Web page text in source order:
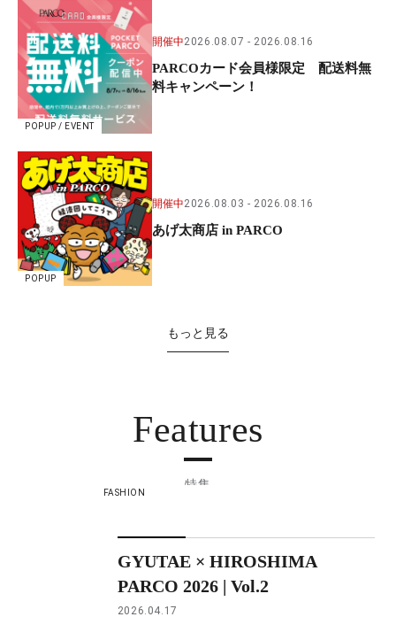
POPUP / EVENT
開催中2026.08.07 2026.08.16
PARCOカード会員様限定 配送料無
料キャンペーン！
POPUP
開催中2026.08.03 2026.08.16
あげ太商店 in PARCO
もっと見る
Features
特集
FASHION
GYUTAE × HIROSHIMA
PARCO 2026 | Vol.2
2026.04.17